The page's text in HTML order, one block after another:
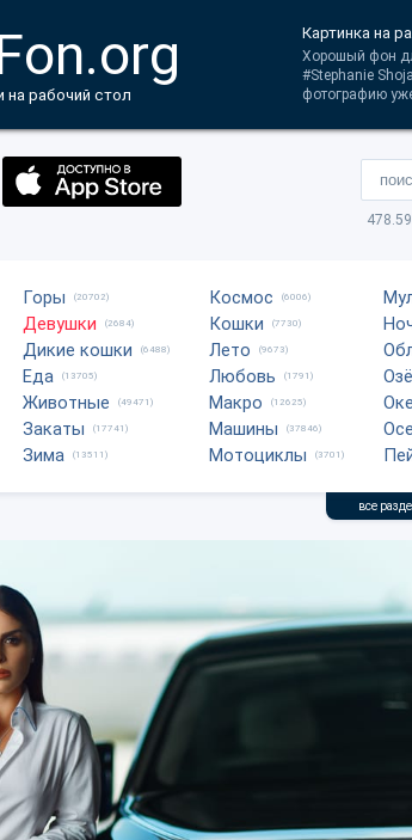
на рабочий стол
Картинка на
Хорошый фон
#Stephanie
фотографию
Горы (20702)
Девушки (2684)
Дикие кошки (6488)
Еда (13705)
Животные (49471)
Закаты (17741)
Зима (13511)
Космос (6006)
Кошки (7730)
Лето (9673)
Любовь (1791)
Макро (12625)
Машины (37846)
Мотоциклы (3701)
все